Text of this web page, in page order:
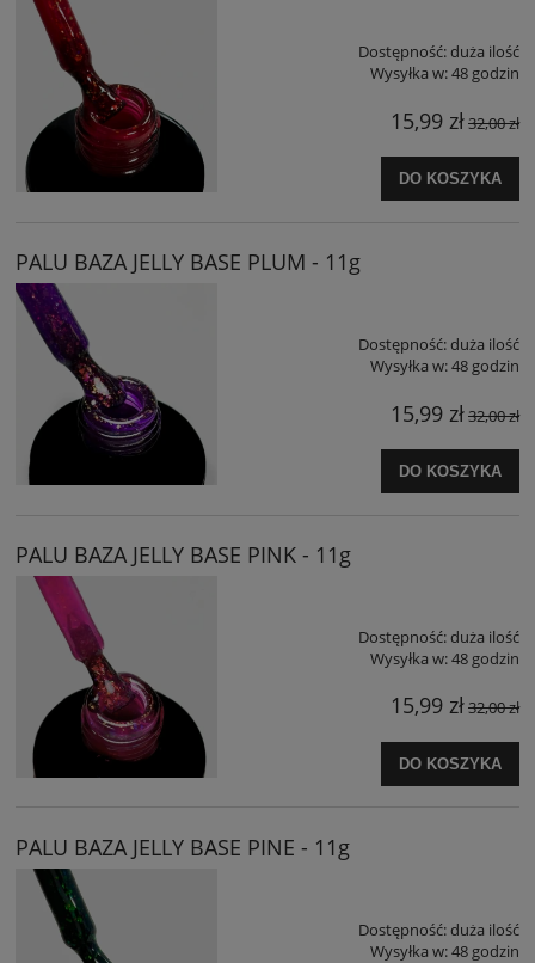
Dostępność:duża ilość
Wysyłka w:48 godzin
15,99 zł32,00 zł
DO KOSZYKA
PALU BAZA JELLY BASE PLUM - 11g
Dostępność:duża ilość
Wysyłka w:48 godzin
15,99 zł32,00 zł
DO KOSZYKA
PALU BAZA JELLY BASE PINK - 11g
Dostępność:duża ilość
Wysyłka w:48 godzin
15,99 zł32,00 zł
DO KOSZYKA
PALU BAZA JELLY BASE PINE - 11g
Dostępność:duża ilość
Wysyłka w:48 godzin